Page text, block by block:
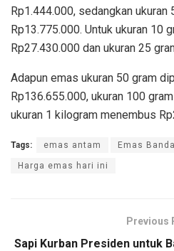
Rp1.444.000, sedangkan ukuran
Rp13.775.000. Untuk ukuran 10
Rp27.430.000 dan ukuran 25
Adapun emas ukuran 50 gram
Rp136.655.000, ukuran 100
ukuran 1 kilogram menembus
Tags: emas antam Emas
Harga emas hari ini
Previous
Sapi Kurban Presiden untuk